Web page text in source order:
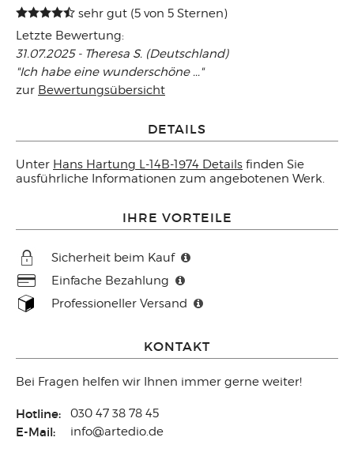
sehr gut (5 von 5 Sternen)
Letzte Bewertung:
31.07.2025 - Theresa S. (Deutschland)
"Ich habe eine wunderschöne ..."
zur Bewertungsübersicht
DETAILS
Unter Hans Hartung L-14B-1974 Details finden Sie
ausführliche Informationen zum angebotenen Werk.
IHRE VORTEILE
Sicherheit beim Kauf
Einfache Bezahlung
Professioneller Versand
KONTAKT
Bei Fragen helfen wir Ihnen immer gerne weiter!
Hotline: 030 47 38 78 45
E-Mail: info@artedio.de